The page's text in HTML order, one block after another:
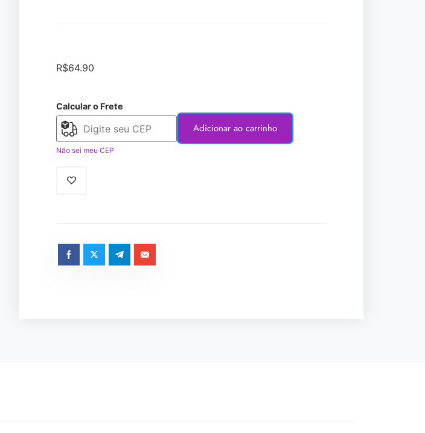
R$64.90
Calcular o Frete
Não sei meu CEP
Adicionar ao carrinho